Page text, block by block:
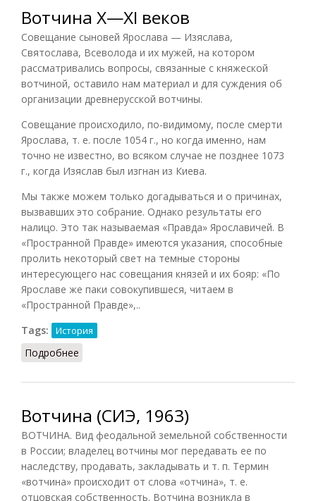
Вотчина X—XI веков
Совещание сыновей Ярослава — Изяслава,
Святослава, Всеволода и их мужей, на котором
рассматривались вопросы, связанные с княжеской
вотчиной, оставило нам материал и для суждения об
организации древнерусской вотчины.
Совещание происходило, по-видимому, после смерти
Ярослава, т. е. после 1054 г., но когда именно, нам
точно не известно, во всяком случае не позднее 1073
г., когда Изяслав был изгнан из Киева.
Мы также можем только догадываться и о причинах,
вызвавших это собрание. Однако результаты его
налицо. Это так называемая «Правда» Ярославичей. В
«Пространной Правде» имеются указания, способные
пролить некоторый свет на темные стороны
интересующего нас совещания князей и их бояр: «По
Ярославе же паки совокупившеся, читаем в
«Пространной Правде»,..
Tags:
История
Подробнее
Вотчина (СИЭ, 1963)
ВОТЧИНА. Вид феодальной земельной собственности
в России; владелец вотчины мог передавать ее по
наследству, продавать, закладывать и т. п. Термин
«вотчина» происходит от слова «отчина», т. е.
отцовская собственность. Вотчина возникла в